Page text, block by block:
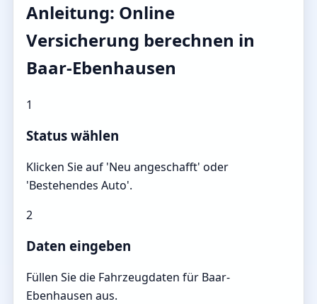
Anleitung: Online
Versicherung berechnen in
Baar-Ebenhausen
1
Status wählen
Klicken Sie auf 'Neu angeschafft' oder
'Bestehendes Auto'.
2
Daten eingeben
Füllen Sie die Fahrzeugdaten für Baar-
Ebenhausen aus.